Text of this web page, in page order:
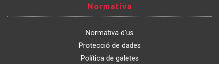
Normativa
Normativa d'us
Protecció de dades
Política de galetes